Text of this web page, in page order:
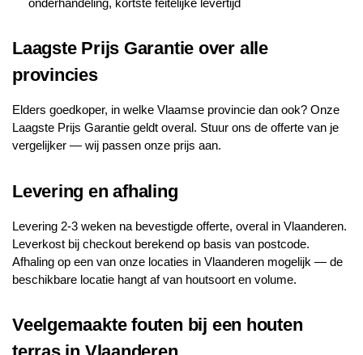
onderhandeling, kortste feitelijke levertijd
Laagste Prijs Garantie over alle
provincies
Elders goedkoper, in welke Vlaamse provincie dan ook? Onze
Laagste Prijs Garantie geldt overal. Stuur ons de offerte van je
vergelijker — wij passen onze prijs aan.
Levering en afhaling
Levering 2-3 weken na bevestigde offerte, overal in Vlaanderen.
Leverkost bij checkout berekend op basis van postcode.
Afhaling op een van onze locaties in Vlaanderen mogelijk — de
beschikbare locatie hangt af van houtsoort en volume.
Veelgemaakte fouten bij een houten